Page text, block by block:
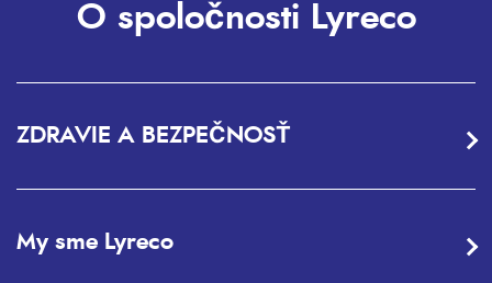
O spoločnosti Lyreco
ZDRAVIE A BEZPEČNOSŤ
My sme Lyreco